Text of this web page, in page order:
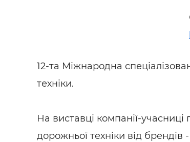
12-та Міжнародна
техніки.
На виставці компанії-
дорожньої техніки від брендів